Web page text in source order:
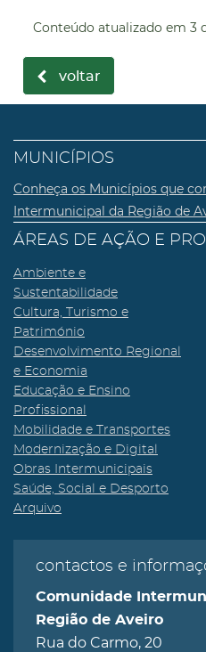
Conteúdo atualizado em 3
voltar
MUNICÍPIOS
Conheça os Municípios que
Intermunicipal da Região de
ÁREAS DE AÇÃO E
Ambiente e
Sustentabilidade
Cultura, Turismo e
Património
Desenvolvimento Regional
e Economia
Educação e Ensino
Profissional
Mobilidade e Transportes
Modernização e Digital
Obras Intermunicipais
Saúde, Social e Desporto
Arquivo
contactos e
Comunidade
Região de Aveiro
Rua do Carmo, 20